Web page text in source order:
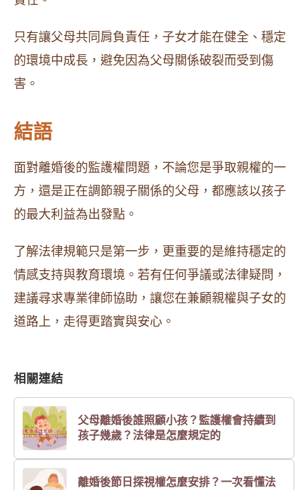
只有讓父母共同肩負責任，子女才能在健全、穩定
的環境中成長，避免因為父母關係破裂而受到傷
害。
結語
面對離婚後的監護權問題，不論您是爭取親權的一
方，還是正在調節親子關係的父母，都應該以孩子
的最大利益為出發點。
了解法律規範只是第一步，更重要的是維持穩定的
情感支持與教育環境。若有任何爭議或法律疑問，
建議尋求專業律師協助，讓您在兼顧親權與子女的
道路上，走得更踏實與安心。
相關連結
父母離婚後誰照顧小孩？監護權會持續到
孩子幾歲？法律是怎麼規定的
離婚後節日探視權怎麼安排？一次看懂法